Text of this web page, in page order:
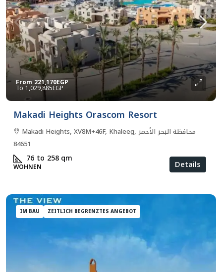
From 221,170EGP
1,029,885EGP
Makadi Heights Orascom Resort
Makadi Heights, XV8M+46F, Khaleeg, محافظة البحر الأحمر
84651
76 to 258qm
WOHNEN Details
IM BAU ZEITLICH BEGRENZTES ANGEBOT